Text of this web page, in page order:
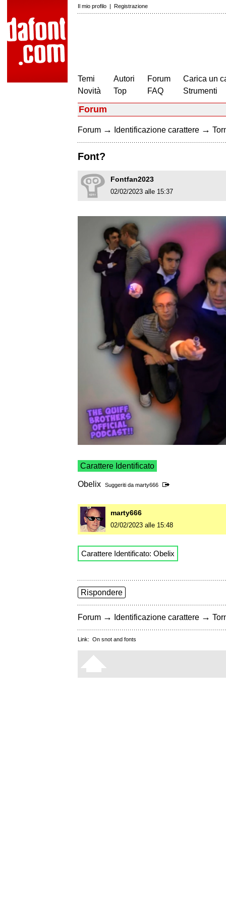
Il mio profilo | Registrazione
Temi
Novità
Autori
Top
Forum
FAQ
Carica un
Strumenti
Forum
Forum → Identificazione carattere →
Font?
Fontfan2023
02/02/2023 alle 15:37
Carattere Identificato
Obelix Suggeriti da marty666
marty666
02/02/2023 alle 15:48
Carattere Identificato: Obelix
Rispondere
Forum → Identificazione carattere →
Link: On snot and fonts